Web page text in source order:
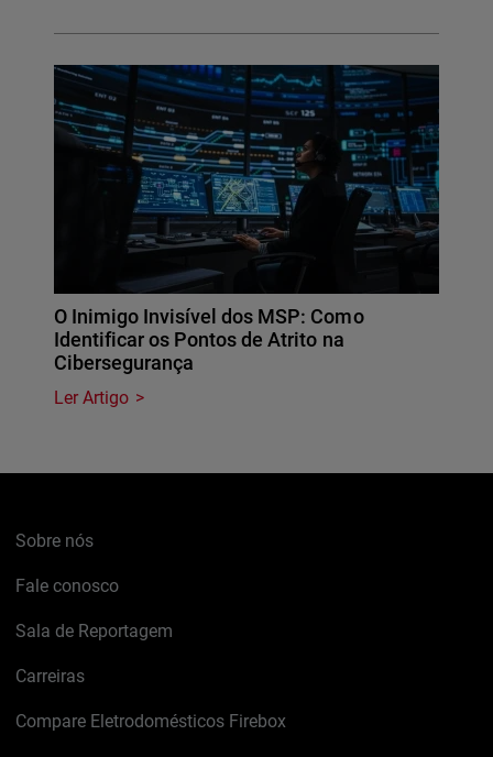
O Inimigo Invisível dos MSP: Como
Identificar os Pontos de Atrito na
Cibersegurança
Ler Artigo
Sobre nós
Fale conosco
Sala de Reportagem
Carreiras
Compare Eletrodomésticos Firebox